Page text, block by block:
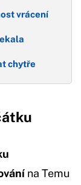
vrácení
chytře
na Temu